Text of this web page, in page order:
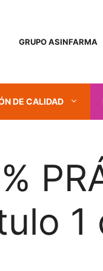
GRUPO ASINFARMA
DE CALIDAD
1